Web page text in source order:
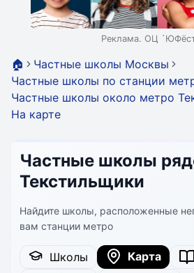
Реклама. ОЦ
🏠
Частные школы Москвы
Частные школы по станции
Частные школы около метро
На карте
Частные школы
Текстильщики
Найдите школы, расположенные
вам станции метро
Школы Карта